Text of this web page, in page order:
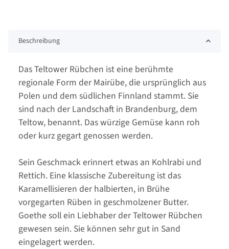
Beschreibung
Das Teltower Rübchen ist eine berühmte
regionale Form der Mairübe, die ursprünglich aus
Polen und dem südlichen Finnland stammt. Sie
sind nach der Landschaft in Brandenburg, dem
Teltow, benannt. Das würzige Gemüse kann roh
oder kurz gegart genossen werden.
Sein Geschmack erinnert etwas an Kohlrabi und
Rettich. Eine klassische Zubereitung ist das
Karamellisieren der halbierten, in Brühe
vorgegarten Rüben in geschmolzener Butter.
Goethe soll ein Liebhaber der Teltower Rübchen
gewesen sein. Sie können sehr gut in Sand
eingelagert werden.